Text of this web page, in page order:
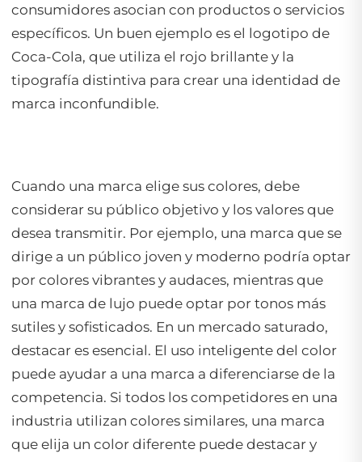
consumidores asocian con productos o servicios
específicos. Un buen ejemplo es el logotipo de
Coca-Cola, que utiliza el rojo brillante y la
tipografía distintiva para crear una identidad de
marca inconfundible.
Cuando una marca elige sus colores, debe
considerar su público objetivo y los valores que
desea transmitir. Por ejemplo, una marca que se
dirige a un público joven y moderno podría optar
por colores vibrantes y audaces, mientras que
una marca de lujo puede optar por tonos más
sutiles y sofisticados. En un mercado saturado,
destacar es esencial. El uso inteligente del color
puede ayudar a una marca a diferenciarse de la
competencia. Si todos los competidores en una
industria utilizan colores similares, una marca
que elija un color diferente puede destacar y